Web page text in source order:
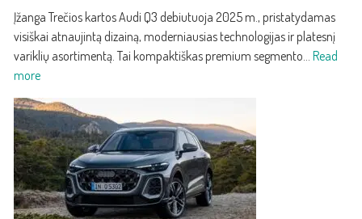
Įžanga Trečios kartos Audi Q3 debiutuoja 2025 m., pristatydamas
visiškai atnaujintą dizainą, moderniausias technologijas ir platesnį
variklių asortimentą. Tai kompaktiškas premium segmento… Read
more:
Audi
Q3
–
trečios
kartos
kompaktiškas